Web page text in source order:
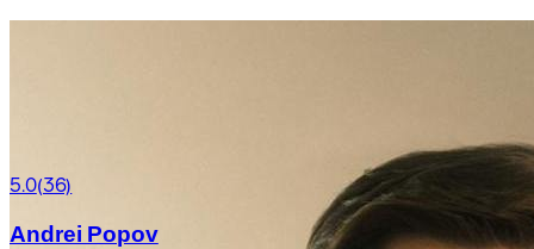
5.0(36)
Andrei Popov